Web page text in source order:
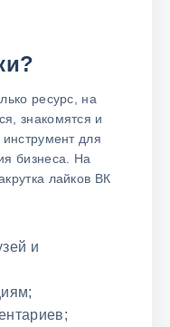
ресурс, на
знакомятся и
для
бизнеса. На
лайков ВК
и